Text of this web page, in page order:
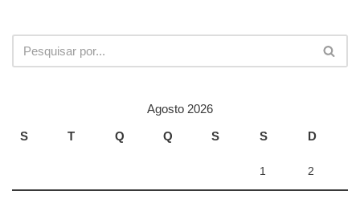
Agosto 2026
S
T Q Q S S D
1 2